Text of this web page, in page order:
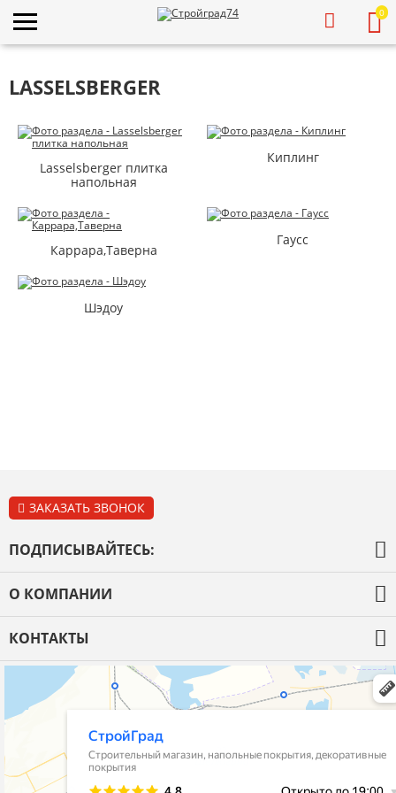
0
LASSELSBERGER
Lasselsberger плитка
напольная
Киплинг
Каррара,Таверна
Гаусс
Шэдоу
ЗАКАЗАТЬ ЗВОНОК
ПОДПИСЫВАЙТЕСЬ:
О КОМПАНИИ
Гарантия
Новости
Политика конфиденциальности
КОНТАКТЫ
+7 (965) 855-32-68 Стройматериалы и Отделка
+7 (900) 079-52-42 Сантехника и Кафель
stroygrad.kopeysk@mail.ru
Челябинская обл.,г.Копейск , ул.4-
Пятилетки,64,рынок"Народный Двор"
корпус 1- Стройматериалы и Отделка
корпус 2 - Кафель и Сантехника